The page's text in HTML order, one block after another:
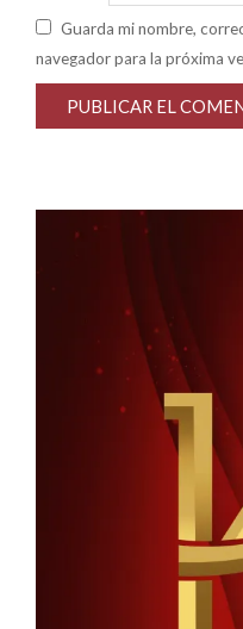
Guarda mi nombre,
navegador para la próxima